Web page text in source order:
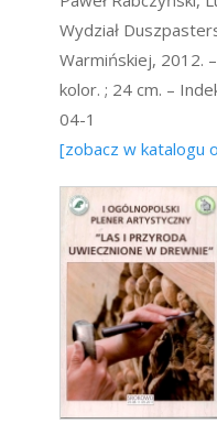
Wydział
Warmińskiej, 2012.
kolor. ; 24 cm. –
04-1
[zobacz w katalogu